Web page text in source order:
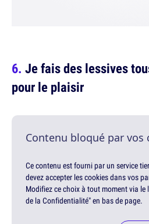
Je fais des lessives
pour le plaisir
Contenu bloqué par vos
Ce contenu est fourni par un service
devez accepter les cookies dans vos
Modifiez ce choix à tout moment via le
de la Confidentialité" en bas de page.